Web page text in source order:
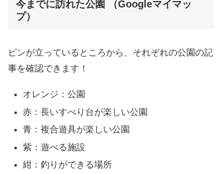
今までに訪れた公園 （Googleマイマッ
プ）
ピンが立っているところから、それぞれの公園の記
事を確認できます！
オレンジ：公園
赤：長いすべり台が楽しい公園
青：複合遊具が楽しい公園
紫：遊べる施設
紺：釣りができる場所